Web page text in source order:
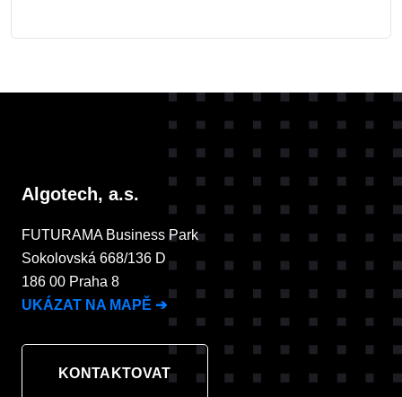
Algotech, a.s.
FUTURAMA Business Park
Sokolovská 668/136 D
186 00 Praha 8
UKÁZAT NA MAPĚ ➔
KONTAKTOVAT